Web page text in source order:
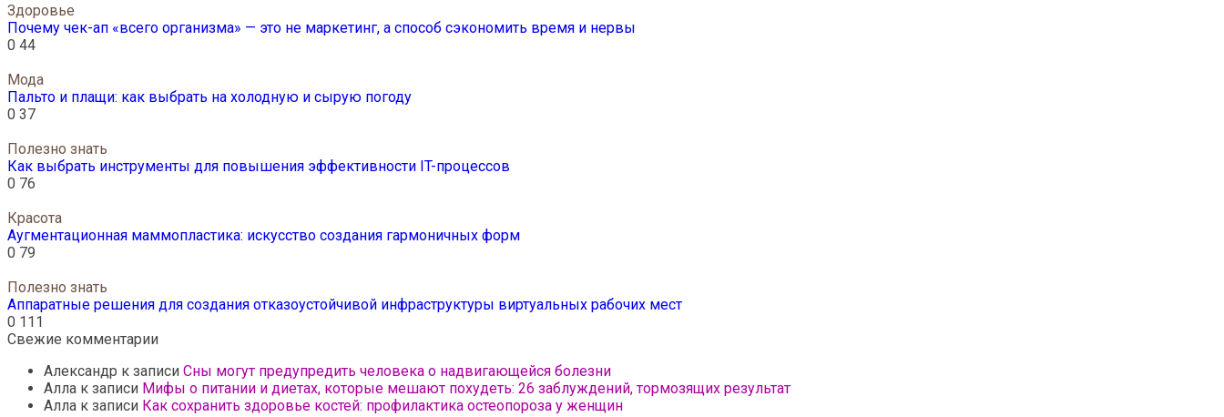
Здоровье
Почему чек-ап «всего организма» — это не маркетинг, а способ сэкономить время и нервы
0 44
Мода
Пальто и плащи: как выбрать на холодную и сырую погоду
0 37
Полезно знать
Как выбрать инструменты для повышения эффективности IT-процессов
0 76
Красота
Аугментационная маммопластика: искусство создания гармоничных форм
0 79
Полезно знать
Аппаратные решения для создания отказоустойчивой инфраструктуры виртуальных рабочих мест
0 111
Свежие комментарии
Александр к записи Сны могут предупредить человека о надвигающейся болезни
Алла к записи Мифы о питании и диетах, которые мешают похудеть: 26 заблуждений, тормозящих результат
Алла к записи Как сохранить здоровье костей: профилактика остеопороза у женщин